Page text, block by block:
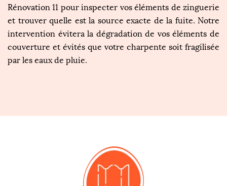
Rénovation 11 pour inspecter vos éléments de zinguerie
et trouver quelle est la source exacte de la fuite. Notre
intervention évitera la dégradation de vos éléments de
couverture et évités que votre charpente soit fragilisée
par les eaux de pluie.